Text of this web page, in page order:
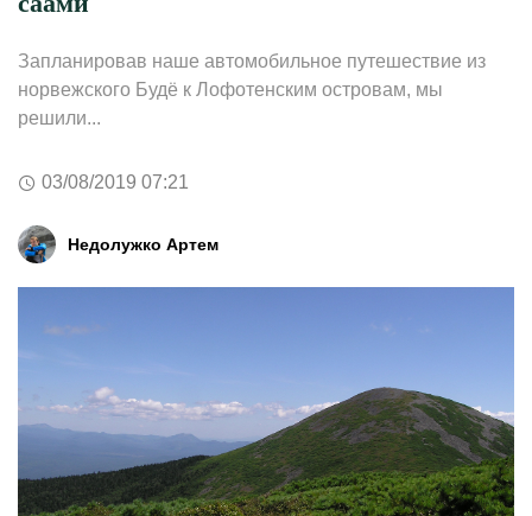
Запланировав наше автомобильное путешествие из
норвежского Будё к Лофотенским островам, мы
решили...
03/08/2019 07:21
Недолужко Артем